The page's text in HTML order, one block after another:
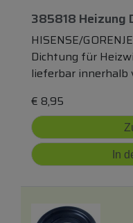
385818 Heizung
HISENSE/GORENJE
Dichtung für
lieferbar innerhalb
€ 8,95
In